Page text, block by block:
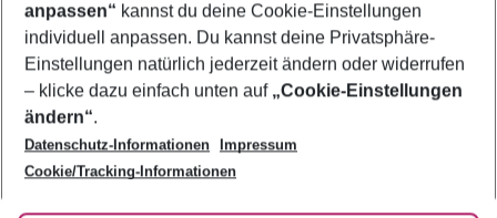
Footer
Footer navigation
Über uns
AGB
Bestpreisgarantie
Cookie-Einstellungen ändern
Cookie-Richtlinie
Agenturbetreuung
Barrierefreies Reisen
Folge uns
anpassen“ kannst du deine Cookie-Einstellungen
individuell anpassen. Du kannst deine Privatsphäre-
Einstellungen natürlich jederzeit ändern oder widerrufen
– klicke dazu einfach unten auf „Cookie-Einstellungen
ändern“.
Datenschutz-Informationen
Impressum
Cookie/Tracking-Informationen